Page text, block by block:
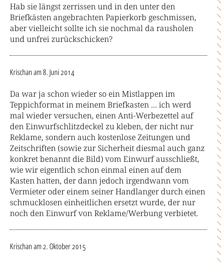
Hab sie längst zerrissen und in den unter den
Briefkästen angebrachten Papierkorb geschmissen,
aber vielleicht sollte ich sie nochmal da rausholen
und unfrei zurückschicken?
Krischanam 8. Juni 2014
Da war ja schon wieder so ein Mistlappen im
Teppichformat in meinem Briefkasten … ich werd
mal wieder versuchen, einen Anti-Werbezettel auf
den Einwurfschlitzdeckel zu kleben, der nicht nur
Reklame, sondern auch kostenlose Zeitungen und
Zeitschriften (sowie zur Sicherheit diesmal auch ganz
konkret benannt die Bild) vom Einwurf ausschließt,
wie wir eigentlich schon einmal einen auf dem
Kasten hatten, der dann jedoch irgendwann vom
Vermieter oder einem seiner Handlanger durch einen
schmucklosen einheitlichen ersetzt wurde, der nur
noch den Einwurf von Reklame/Werbung verbietet.
Krischanam 2. Oktober 2015